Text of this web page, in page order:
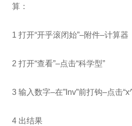
算：
1 打开“开乎滚闭始”–附件–计算器
2 打开“查看”–点击“科学型”
3 输入数字–在”Inv”前打钩–点击
4 出结果